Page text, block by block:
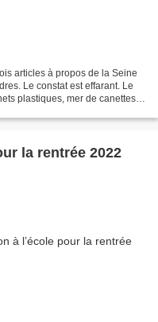
articles à propos de la Seine
Le constat est effarant. Le
plastiques, mer de canettes,
la rentrée 2022